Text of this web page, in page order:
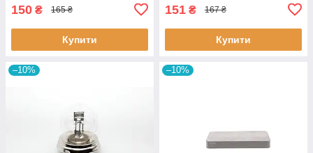
150 ₴ 165 ₴
Купити
151 ₴ 167 ₴
Купити
–10% –10%